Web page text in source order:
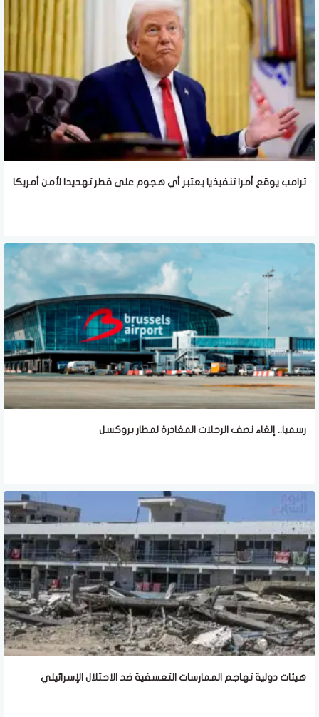
ترامب يوقع أمرا تنفيذيا يعتبر أي هجوم على قطر تهديدا لأمن أمريكا
رسميا.. إلغاء نصف الرحلات المغادرة لمطار بروكسل
هيئات دولية تهاجم الممارسات التعسفية ضد الاحتلال الإسرائيلي